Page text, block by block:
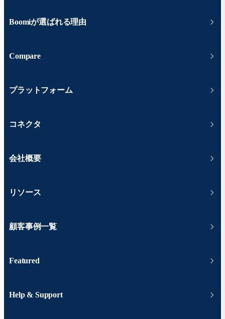
Boomiが選ばれる理由
Compare
プラットフォーム
コネクタ
会社概要
リソース
顧客事例一覧
Featured
Help & Support